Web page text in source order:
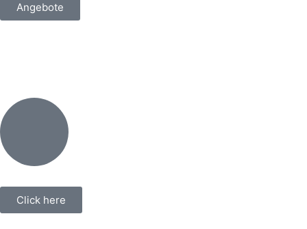
Angebote
Click here